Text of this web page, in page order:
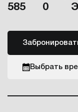
585 0
Выбрать